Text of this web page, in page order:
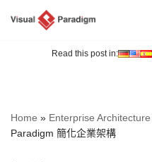
Read this post in:
Home » Enterprise Architecture
Paradigm 簡化企業架構